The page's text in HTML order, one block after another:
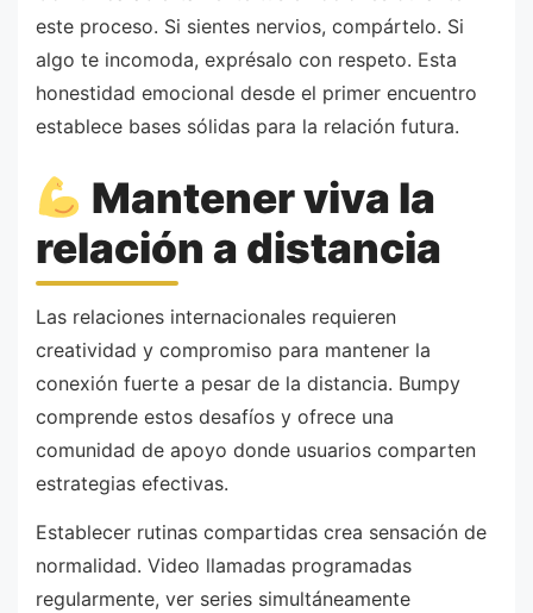
este proceso. Si sientes nervios, compártelo. Si
algo te incomoda, exprésalo con respeto. Esta
honestidad emocional desde el primer encuentro
establece bases sólidas para la relación futura.
Mantener viva la
relación a distancia
Las relaciones internacionales requieren
creatividad y compromiso para mantener la
conexión fuerte a pesar de la distancia. Bumpy
comprende estos desafíos y ofrece una
comunidad de apoyo donde usuarios comparten
estrategias efectivas.
Establecer rutinas compartidas crea sensación de
normalidad. Video llamadas programadas
regularmente, ver series simultáneamente